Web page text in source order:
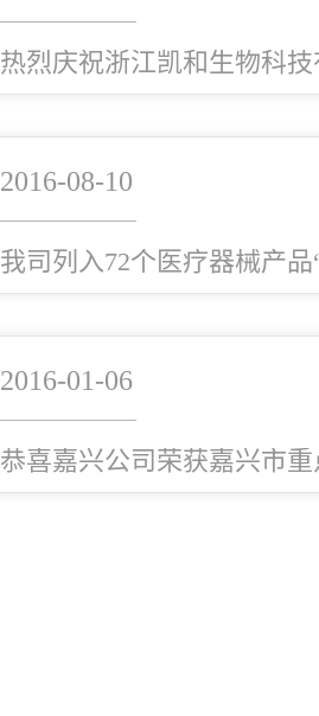
热烈庆祝浙江凯和生物科
2016-08-10
我司列入72个医疗器械产
2016-01-06
恭喜嘉兴公司荣获嘉兴市